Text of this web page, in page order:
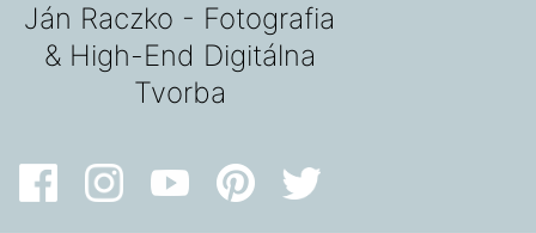
Ján Raczko - Fotografia
& High-End Digitálna
Tvorba